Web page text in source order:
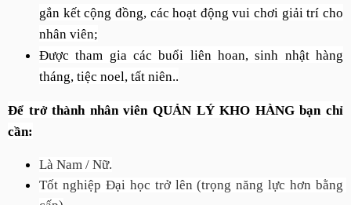
gắn kết cộng đồng, các hoạt động vui chơi giải trí cho
nhân viên;
Được tham gia các buổi liên hoan, sinh nhật hàng
tháng, tiệc noel, tất niên..
Để trở thành nhân viênQUẢN LÝ KHO HÀNGbạn chỉ
cần:
Là Nam / Nữ.
Tốt nghiệp Đại học trở lên (trọng năng lực hơn bằng